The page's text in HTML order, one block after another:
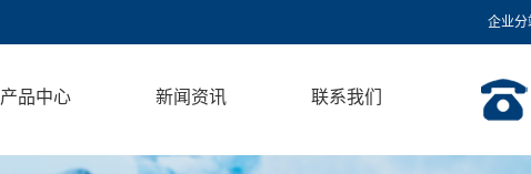
企业分
产品中心 新闻资讯 联系我们